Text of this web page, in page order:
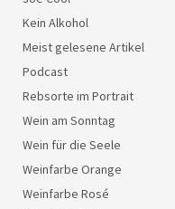
Kein Alkohol
Meist gelesene Artikel
Podcast
Rebsorte im Portrait
Wein am Sonntag
Wein für die Seele
Weinfarbe Orange
Weinfarbe Rosé